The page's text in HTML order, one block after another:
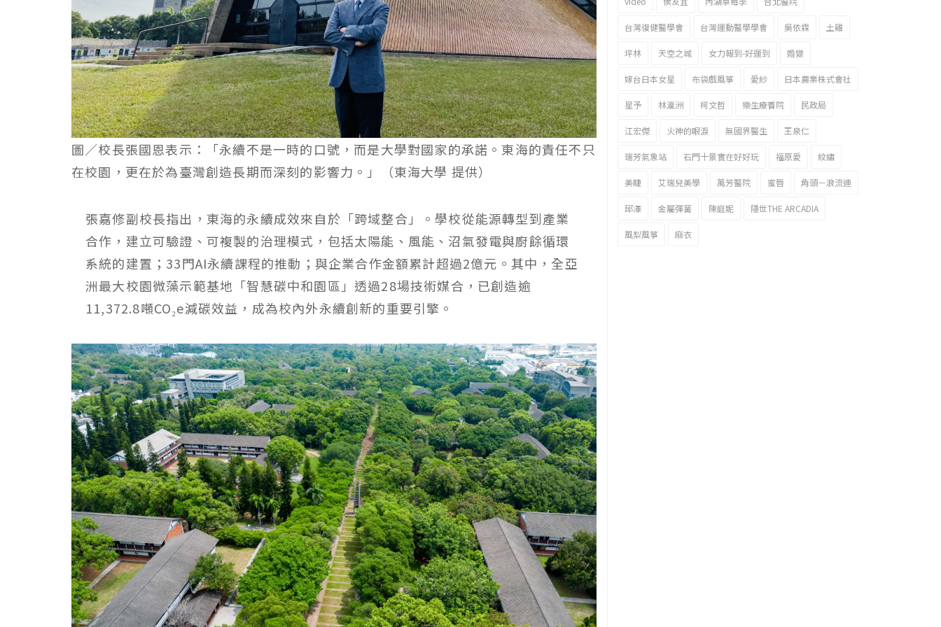
圖／校長張國恩表示：「永續不是一時的口號，而是大學對國家的承諾。東海的責任不只
在校園，更在於為臺灣創造長期而深刻的影響力。」（東海大學 提供）
張嘉修副校長指出，東海的永續成效來自於「跨域整合」。學校從能源轉型到產業
合作，建立可驗證、可複製的治理模式，包括太陽能、風能、沼氣發電與廚餘循環
系統的建置；33門AI永續課程的推動；與企業合作金額累計超過2億元。其中，全亞
洲最大校園微藻示範基地「智慧碳中和園區」透過28場技術媒合，已創造逾
11,372.8噸CO₂e減碳效益，成為校內外永續創新的重要引擎。
台灣復健醫學會 台灣運動醫學學會 吳依霖 土雞
坪林 天空之城 女力報到-好運到 婚變
嫁台日本女星 布袋戲風箏 愛紗 日本農業株式會社
星予 林瀛洲 柯文哲 樂生療養院 民政局
江宏傑 火神的眼淚 無國界醫生 王泉仁
瑞芳氣象站 石門十景實在好好玩 福原愛 紋繡
美睫 艾瑞兒美學 萬芳醫院 蜜唇 角頭－浪流連
邱澤 金屬彈簧 陳庭妮 隱世THE ARCADIA
風梨風箏 麻衣